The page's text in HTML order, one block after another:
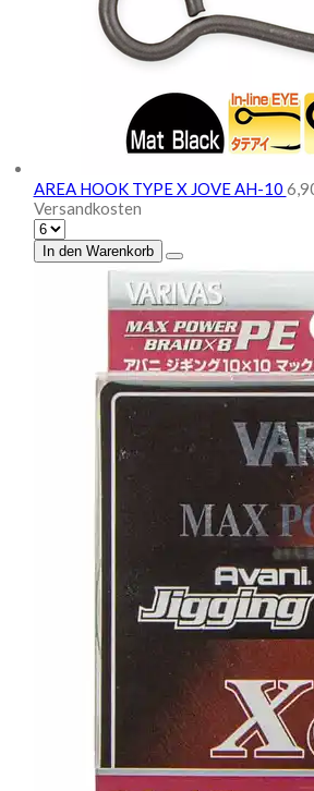
AREA HOOK TYPE X JOVE AH-10
Versandkosten
In den Warenkorb